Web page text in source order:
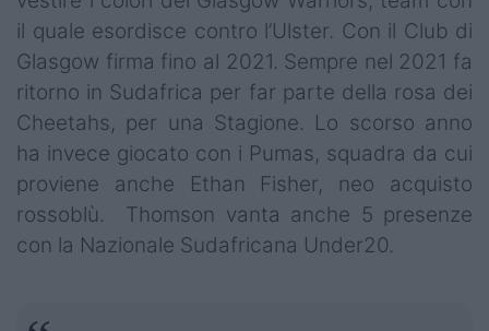
il quale esordisce contro l’Ulster. Con il Club di
Glasgow firma fino al 2021. Sempre nel 2021 fa
ritorno in Sudafrica per far parte della rosa dei
Cheetahs, per una Stagione. Lo scorso anno
ha invece giocato con i Pumas, squadra da cui
proviene anche Ethan Fisher, neo acquisto
rossoblù. Thomson vanta anche 5 presenze
con la Nazionale Sudafricana Under20.